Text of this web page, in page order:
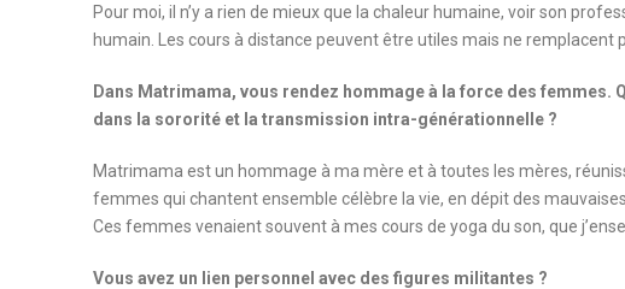
Pour moi, il n’y a rien de mieux que la chaleur humaine, voir son
humain. Les cours à distance peuvent être utiles mais ne remplacent
Dans Matrimama, vous rendez hommage à la force des femmes.
dans la sororité et la transmission intra-générationnelle ?
Matrimama est un hommage à ma mère et à toutes les mères,
femmes qui chantent ensemble célèbre la vie, en dépit des
Ces femmes venaient souvent à mes cours de yoga du son, que
Vous avez un lien personnel avec des figures militantes ?